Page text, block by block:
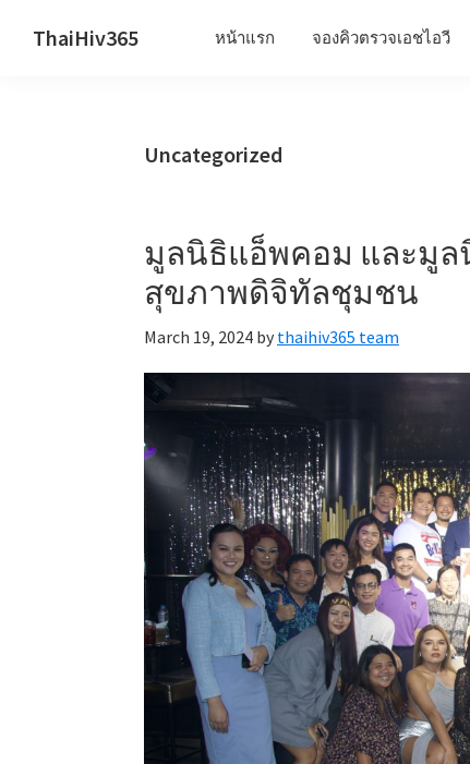
ThaiHiv365 หน้าแรก จองคิวตรวจเอชไอวี
Uncategorized
มูลนิธิแอ็พคอม และมูล
สุขภาพดิจิทัลชุมชน
March 19, 2024 by thaihiv365 team